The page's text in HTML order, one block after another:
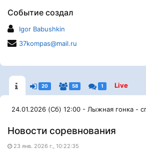
Событие создал
Igor Babushkin
37kompas@mail.ru
20 58 1 Live
24.01.2026 (Сб) 12:00 - Лыжная гонка -
Новости соревнования
23 янв. 2026 г., 10:22:35